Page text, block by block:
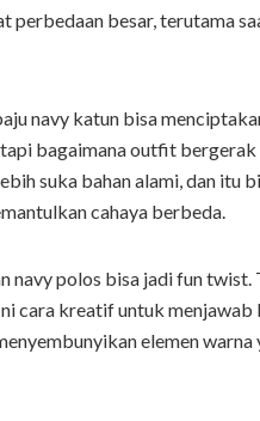
perbedaan besar, terutama
navy katun bisa
bagaimana outfit
suka bahan alami, dan itu
cahaya berbeda.
navy polos bisa jadi fun twist.
cara kreatif untuk menjawab
elemen warna